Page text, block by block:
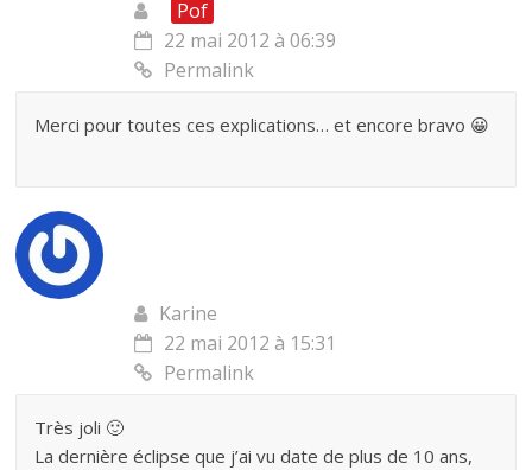
Pof
22 mai 2012 à 06:39
Permalink
Merci pour toutes ces explications… et encore bravo 😀
Karine
22 mai 2012 à 15:31
Permalink
Très joli 🙂
La dernière éclipse que j’ai vu date de plus de 10 ans,